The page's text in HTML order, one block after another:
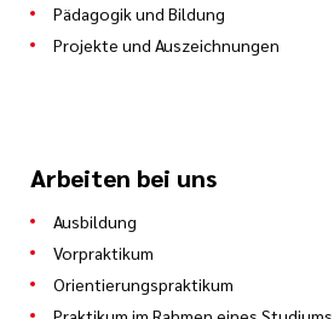
Pädagogik und Bildung
Projekte und Auszeichnungen
Arbeiten bei uns
Ausbildung
Vorpraktikum
Orientierungspraktikum